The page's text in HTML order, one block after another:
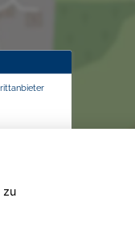
zu